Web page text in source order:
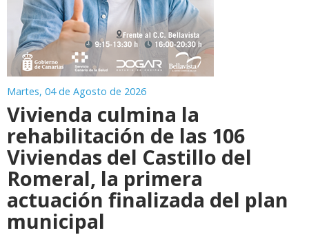
Martes, 04 de Agosto de 2026
Vivienda culmina la
rehabilitación de las 106
Viviendas del Castillo del
Romeral, la primera
actuación finalizada del plan
municipal